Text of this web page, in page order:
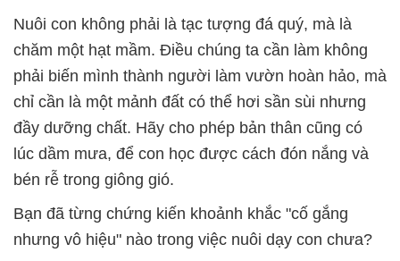
Nuôi con không phải là tạc tượng đá quý, mà là
chăm một hạt mầm. Điều chúng ta cần làm không
phải biến mình thành người làm vườn hoàn hảo, mà
chỉ cần là một mảnh đất có thể hơi sần sùi nhưng
đầy dưỡng chất. Hãy cho phép bản thân cũng có
lúc dầm mưa, để con học được cách đón nắng và
bén rễ trong giông gió.
Bạn đã từng chứng kiến khoảnh khắc "cố gắng
nhưng vô hiệu" nào trong việc nuôi dạy con chưa?